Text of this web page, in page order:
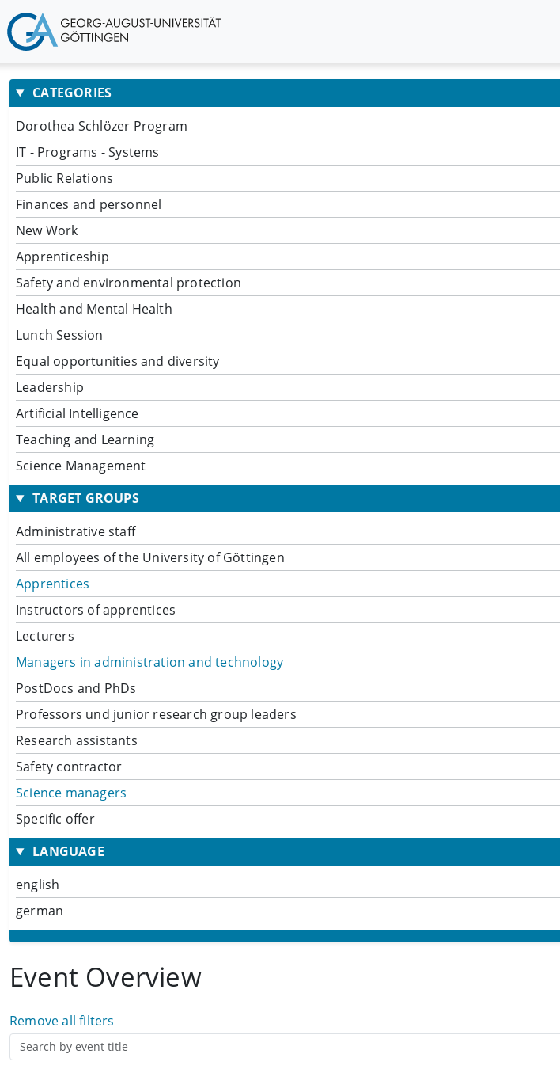
CATEGORIES
Dorothea Schlözer Program
IT - Programs - Systems
Public Relations
Finances and personnel
New Work
Apprenticeship
Safety and environmental protection
Health and Mental Health
Lunch Session
Equal opportunities and diversity
Leadership
Artificial Intelligence
Teaching and Learning
Science Management
TARGET GROUPS
Administrative staff
All employees of the University of Göttingen
Apprentices
Instructors of apprentices
Lecturers
Managers in administration and technology
PostDocs and PhDs
Professors und junior research group leaders
Research assistants
Safety contractor
Science managers
Specific offer
LANGUAGE
english
german
Event Overview
Remove all filters